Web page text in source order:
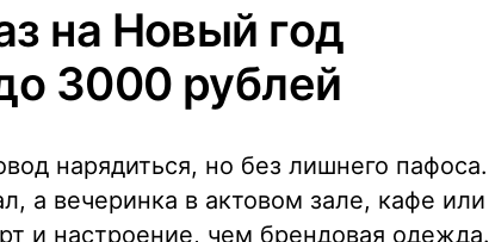
на Новый год
3000 рублей
нарядиться, но без лишнего пафоса.
а вечеринка в актовом зале, кафе или
и настроение, чем брендовая одежда.